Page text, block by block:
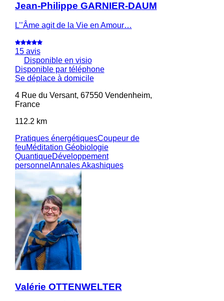
Jean-Philippe GARNIER-DAUM
L’’Âme agit de la Vie en Amour…
15 avis
Disponible en visio
Disponible par téléphone
Se déplace à domicile
4 Rue du Versant, 67550 Vendenheim,
France
112.2 km
Pratiques énergétiquesCoupeur de
feuMéditation Géobiologie
QuantiqueDéveloppement
personnel Annales Akashiques
Valérie OTTENWELTER